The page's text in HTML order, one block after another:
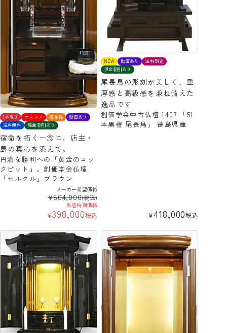
1本限り オススメ 優良品
動画あり
送料無料
現金割引あり
宿命を拓く一念に、店主・
島の真心を添えて。
円満な勝利への「黄金のコッ
クピット」。創価学会仏壇
「セルクル」ブラウン
メーカー希望価格
¥804,000(税込)
当店特別価格
¥398,000税込
NEW 動画あり
送料別途
現金割引あり
尾長鳥の彫刻が美しく、重
厚感と高級感を兼ね備えた
逸品です
創価学会中古仏壇 1407 「51
本黒檀 尾長鳥」 徳島県産
¥418,000税込